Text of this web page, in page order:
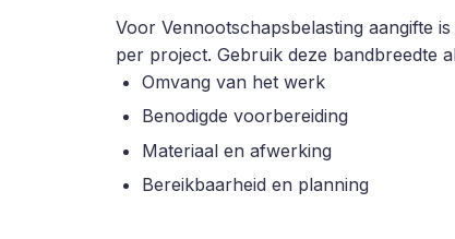
Voor Vennootschapsbelasting aangifte
per project. Gebruik deze bandbreedte
Omvang van het werk
Benodigde voorbereiding
Materiaal en afwerking
Bereikbaarheid en planning